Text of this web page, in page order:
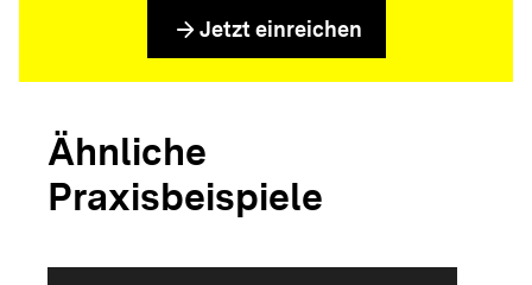
arrow_forward Jetzt einreichen
Ähnliche
Praxisbeispiele